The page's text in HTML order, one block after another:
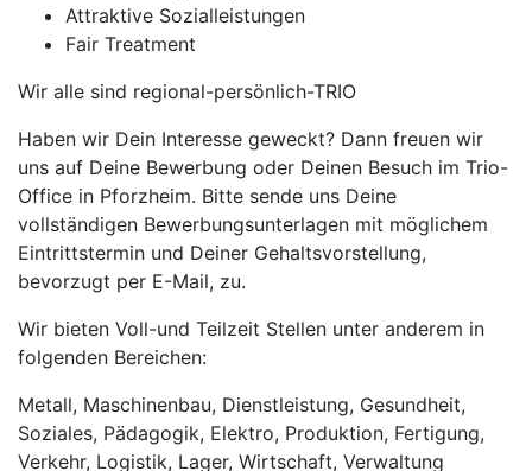
Attraktive Sozialleistungen
Fair Treatment
Wir alle sind regional-persönlich-TRIO
Haben wir Dein Interesse geweckt? Dann freuen wir
uns auf Deine Bewerbung oder Deinen Besuch im Trio-
Office in Pforzheim. Bitte sende uns Deine
vollständigen Bewerbungsunterlagen mit möglichem
Eintrittstermin und Deiner Gehaltsvorstellung,
bevorzugt per E-Mail, zu.
Wir bieten Voll-und Teilzeit Stellen unter anderem in
folgenden Bereichen:
Metall, Maschinenbau, Dienstleistung, Gesundheit,
Soziales, Pädagogik, Elektro, Produktion, Fertigung,
Verkehr, Logistik, Lager, Wirtschaft, Verwaltung